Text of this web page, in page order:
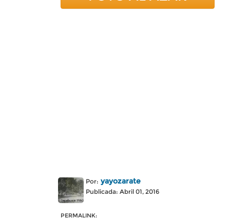
Por: yayozarate
Publicada: Abril 01, 2016
PERMALINK: